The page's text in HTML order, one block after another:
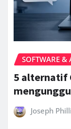
SOFTWARE &
5 alternatif
Joseph